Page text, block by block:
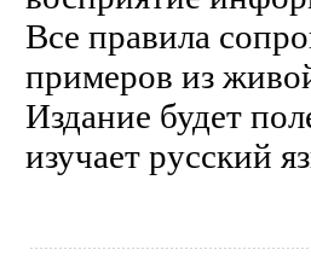
Все правила
примеров из
Издание будет
изучает русский